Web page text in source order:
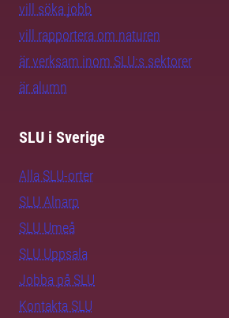
vill söka jobb
vill rapportera om naturen
är verksam inom SLU:s sektorer
är alumn
SLU i Sverige
Alla SLU-orter
SLU Alnarp
SLU Umeå
SLU Uppsala
Jobba på SLU
Kontakta SLU